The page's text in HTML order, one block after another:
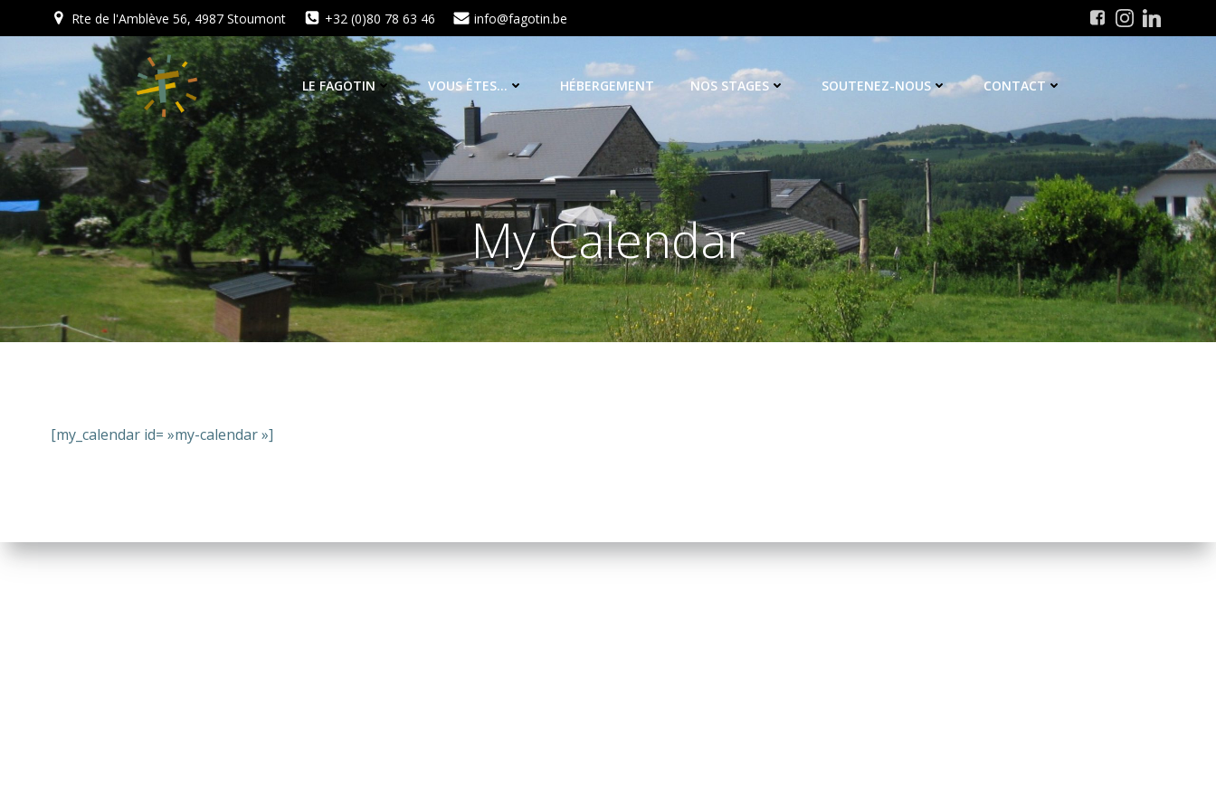
au
Rte de l'Amblève 56, 4987 Stoumont +32 (0)80 78 63 46 info@fagotin.be
LE FAGOTIN VOUS ÊTES… HÉBERGEMENT NOS STAGES SOUTENEZ-NOUS CONTACT
My Calendar
[my_calendar id= »my-calendar »]